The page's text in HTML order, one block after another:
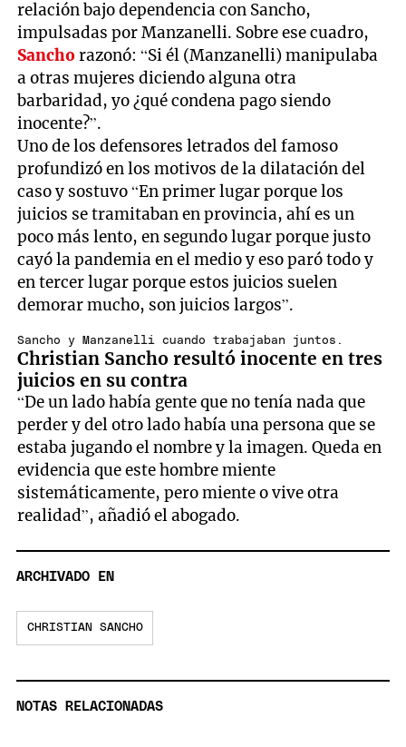
relación bajo dependencia con Sancho,
impulsadas por Manzanelli. Sobre ese cuadro,
Sanchorazonó: “Si él (Manzanelli) manipulaba
a otras mujeres diciendo alguna otra
barbaridad, yo ¿qué condena pago siendo
inocente?”.
Uno de los defensores letrados del famoso
profundizó en los motivos de la dilatación del
caso y sostuvo “En primer lugar porque los
juicios se tramitaban en provincia, ahí es un
poco más lento, en segundo lugar porque justo
cayó la pandemia en el medio y eso paró todo y
en tercer lugar porque estos juicios suelen
demorar mucho, son juicios largos”.
Sancho y Manzanelli cuando trabajaban juntos.
Christian Sancho resultó inocente en tres
juicios en su contra
“De un lado había gente que no tenía nada que
perder y del otro lado había una persona que se
estaba jugando el nombre y la imagen. Queda en
evidencia que este hombre miente
sistemáticamente, pero miente o vive otra
realidad”, añadió el abogado.
ARCHIVADO EN
CHRISTIAN SANCHO
NOTAS RELACIONADAS